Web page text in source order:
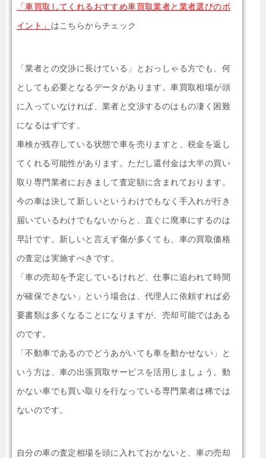
「車買取してくれるおすすめ車買取業者と業者選びのポ
イント」 はこちらからチェック
「業者との交渉に長けている」とおっしゃる方でも、何
としても必要となるデータがあります。車買取相場が頭
に入っていなければ、業者と交渉するのはもの凄く困難
になるはずです。
車検が残存している状態で車を売りますと、税金を返し
てくれる可能性があります。ただし還付金は大半の買い
取り専門業者におきまして査定額に含まれております。
今の車は決して新しいというわけでもなく手入れが行き
届いているわけでもないからと、直ぐに廃車にするのは
早計です。新しいと言えず傷が多くても、車の買取価格
の査定は実施すべきです。
「車の売却を予定しているけれど、仕事に追われて時間
が確保できない」という場合は、代理人に依頼すれば必
要書類は多くなることになりますが、売却可能ではある
のです。
「不動車であるのでどうあがいても車を動かせない」と
いう方は、車の出張買取サービスを活用しましょう。動
かない車でも買い取りを行なっている専門業者は稀では
ないのです。
自分の車の査定相場を頭に入れておかないと、車の売却